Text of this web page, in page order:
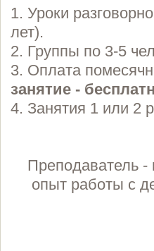
1. Уроки
лет).
2. Группы по 3-5
3. Оплата
занятие -
4. Занятия 1 или 2
Преподаватель
опыт работы с